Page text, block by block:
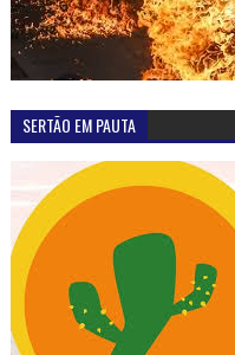
SERTÃO EM PAUTA